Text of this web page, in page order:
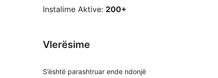
Instalime Aktive: 200+
Vlerësime
S’është parashtruar ende ndonjë